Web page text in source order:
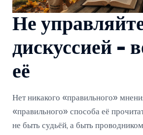
Не
дискуссией -
её
Нет никакого «правильного»
«правильного» способа её
не быть судьёй, а быть